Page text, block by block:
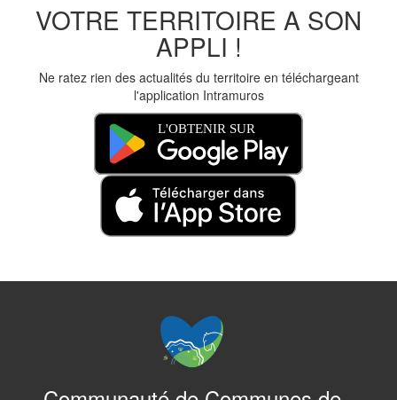
VOTRE TERRITOIRE A SON
APPLI !
Ne ratez rien des actualités du territoire en téléchargeant
l'application Intramuros